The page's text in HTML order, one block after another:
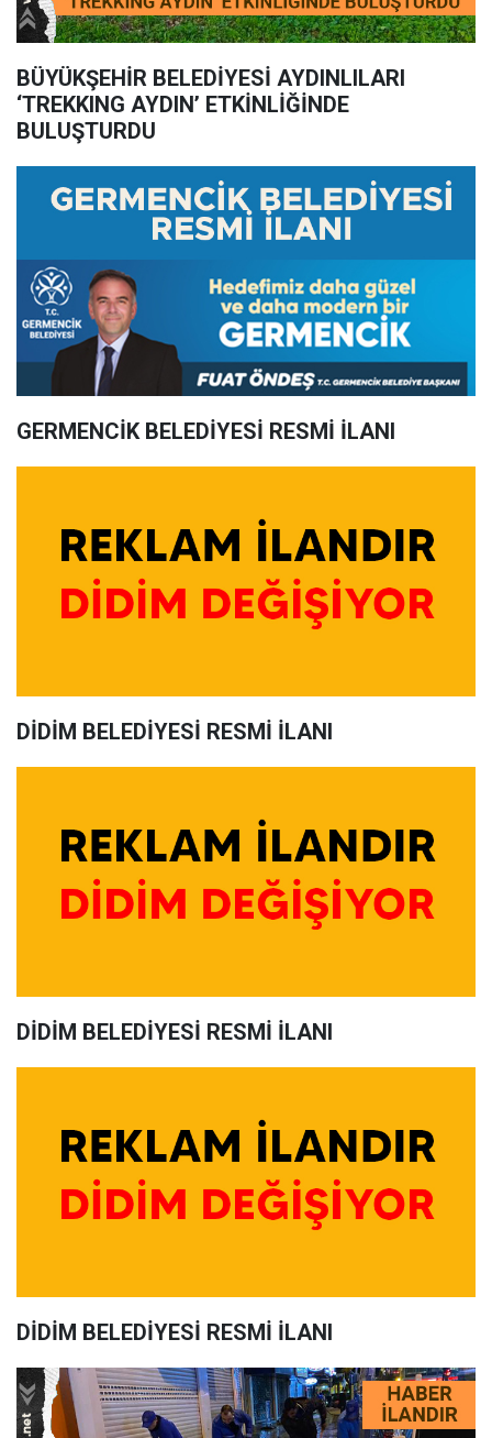
BÜYÜKŞEHİR BELEDİYESİ AYDINLILARI
‘TREKKING AYDIN’ ETKİNLİĞİNDE
BULUŞTURDU
GERMENCİK BELEDİYESİ RESMİ İLANI
DİDİM BELEDİYESİ RESMİ İLANI
DİDİM BELEDİYESİ RESMİ İLANI
DİDİM BELEDİYESİ RESMİ İLANI